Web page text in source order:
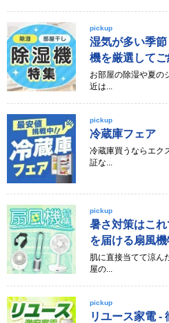
pickup
湿気が多い季
機を厳選して
お部屋の除湿や夏の
近は...
pickup
冷蔵庫フェア
冷蔵庫買うならエク
証な...
pickup
暑さ対策はこ
を届ける扇風
肌に直接当てて涼ん
屋の...
pickup
リユース家電 -